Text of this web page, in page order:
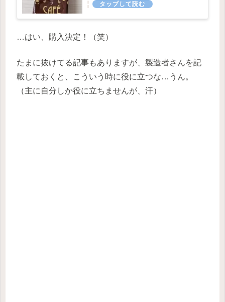
…はい、購入決定！（笑）
たまに抜けてる記事もありますが、製造者さんを記
載しておくと、こういう時に役に立つな…うん。
（主に自分しか役に立ちませんが、汗）